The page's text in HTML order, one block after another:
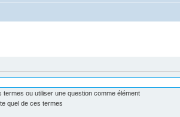
termes ou utiliser une question comme élément
quel de ces termes